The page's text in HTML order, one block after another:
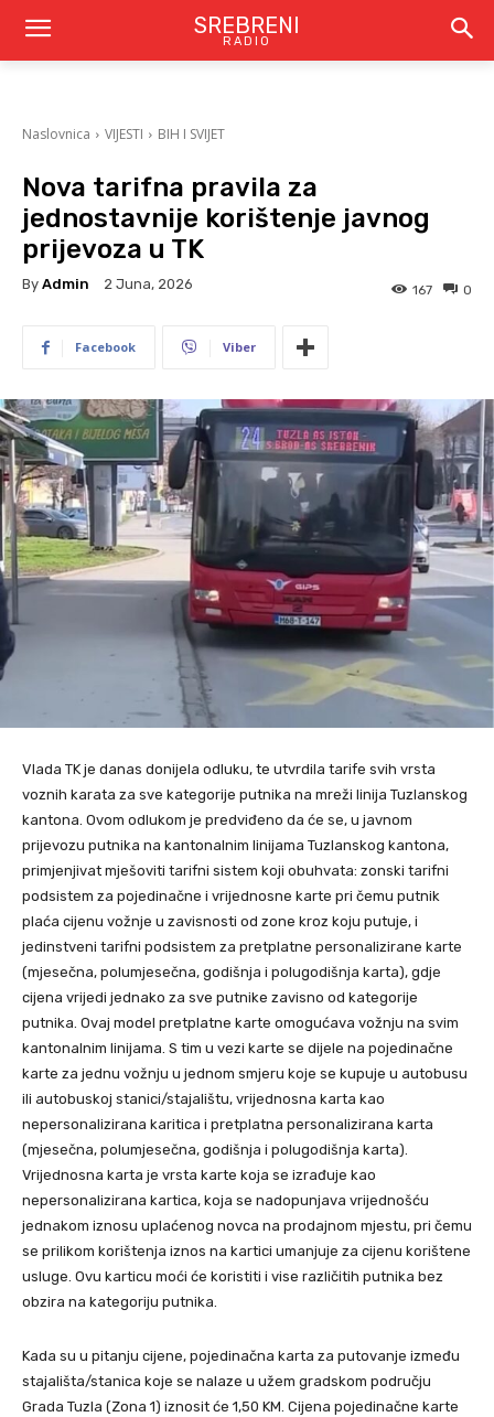
SREBRENI
RADIO
Naslovnica VIJESTI BIH I SVIJET
Nova tarifna pravila za
jednostavnije korištenje javnog
prijevoza u TK
By Admin 2 Juna, 2026 0
167
Facebook Viber
Vlada TK je danas donijela odluku, te utvrdila tarife svih vrsta
voznih karata za sve kategorije putnika na mreži linija Tuzlanskog
kantona. Ovom odlukom je predviđeno da će se, u javnom
prijevozu putnika na kantonalnim linijama Tuzlanskog kantona,
primjenjivat mješoviti tarifni sistem koji obuhvata: zonski tarifni
podsistem za pojedinačne i vrijednosne karte pri čemu putnik
plaća cijenu vožnje u zavisnosti od zone kroz koju putuje, i
jedinstveni tarifni podsistem za pretplatne personalizirane karte
(mjesečna, polumjesečna, godišnja i polugodišnja karta), gdje
cijena vrijedi jednako za sve putnike zavisno od kategorije
putnika. Ovaj model pretplatne karte omogućava vožnju na svim
kantonalnim linijama. S tim u vezi karte se dijele na pojedinačne
karte za jednu vožnju u jednom smjeru koje se kupuje u autobusu
ili autobuskoj stanici/stajalištu, vrijednosna karta kao
nepersonalizirana karitica i pretplatna personalizirana karta
(mjesečna, polumjesečna, godišnja i polugodišnja karta).
Vrijednosna karta je vrsta karte koja se izrađuje kao
nepersonalizirana kartica, koja se nadopunjava vrijednošću
jednakom iznosu uplaćenog novca na prodajnom mjestu, pri čemu
se prilikom korištenja iznos na kartici umanjuje za cijenu korištene
usluge. Ovu karticu moći će koristiti i vise različitih putnika bez
obzira na kategoriju putnika.
Kada su u pitanju cijene, pojedinačna karta za putovanje između
stajališta/stanica koje se nalaze u užem gradskom području
Grada Tuzla (Zona 1) iznosit će 1,50 KM. Cijena pojedinačne karte